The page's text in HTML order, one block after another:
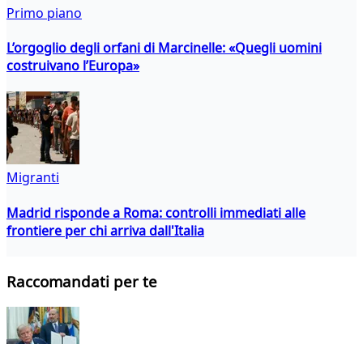
Primo piano
L’orgoglio degli orfani di Marcinelle: «Quegli uomini
costruivano l’Europa»
Migranti
Madrid risponde a Roma: controlli immediati alle
frontiere per chi arriva dall'Italia
Raccomandati per te